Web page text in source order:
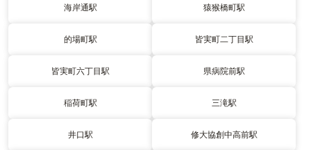
海岸通駅 猿猴橋町駅
的場町駅 皆実町二丁目駅
皆実町六丁目駅 県病院前駅
稲荷町駅 三滝駅
井口駅 修大協創中高前駅